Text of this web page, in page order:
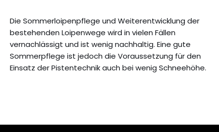
Die Sommerloipenpflege und Weiterentwicklung der
bestehenden Loipenwege wird in vielen Fällen
vernachlässigt und ist wenig nachhaltig. Eine gute
Sommerpflege ist jedoch die Voraussetzung für den
Einsatz der Pistentechnik auch bei wenig Schneehöhe.